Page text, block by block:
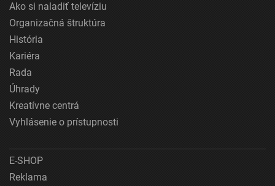
Ako si naladiť televíziu
Organizačná štruktúra
História
Kariéra
Rada
Úhrady
Kreatívne centrá
Vyhlásenie o prístupnosti
E-SHOP
Reklama